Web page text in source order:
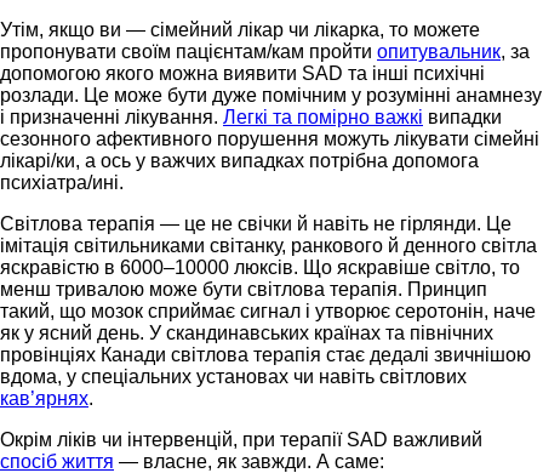
Утім, якщо ви — сімейний лікар чи лікарка, то можете
пропонувати своїм пацієнтам/кам пройти опитувальник, за
допомогою якого можна виявити SAD та інші психічні
розлади. Це може бути дуже помічним у розумінні анамнезу
і призначенні лікування. Легкі та помірно важкі випадки
сезонного афективного порушення можуть лікувати сімейні
лікарі/ки, а ось у важчих випадках потрібна допомога
психіатра/ині.
Світлова терапія — це не свічки й навіть не гірлянди. Це
імітація світильниками світанку, ранкового й денного світла
яскравістю в 6000–10000 люксів. Що яскравіше світло, то
менш тривалою може бути світлова терапія. Принцип
такий, що мозок сприймає сигнал і утворює серотонін, наче
як у ясний день. У скандинавських країнах та північних
провінціях Канади світлова терапія стає дедалі звичнішою
вдома, у спеціальних установах чи навіть світлових
кав’ярнях.
Окрім ліків чи інтервенцій, при терапії SAD важливий
спосіб життя — власне, як завжди. А саме: